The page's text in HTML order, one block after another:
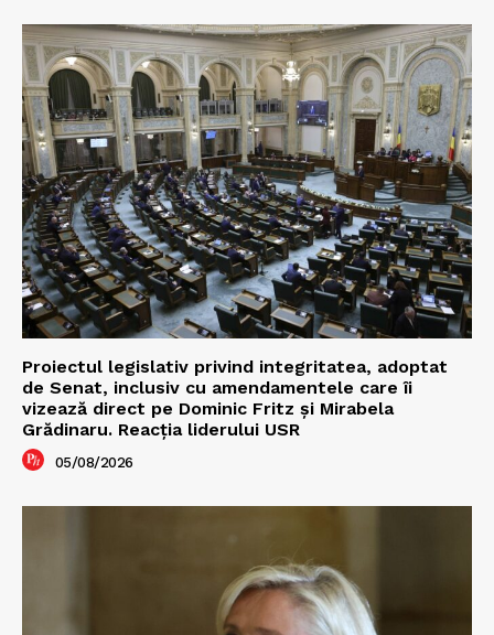
Proiectul legislativ privind integritatea, adoptat
de Senat, inclusiv cu amendamentele care îi
vizează direct pe Dominic Fritz și Mirabela
Grădinaru. Reacția liderului USR
05/08/2026